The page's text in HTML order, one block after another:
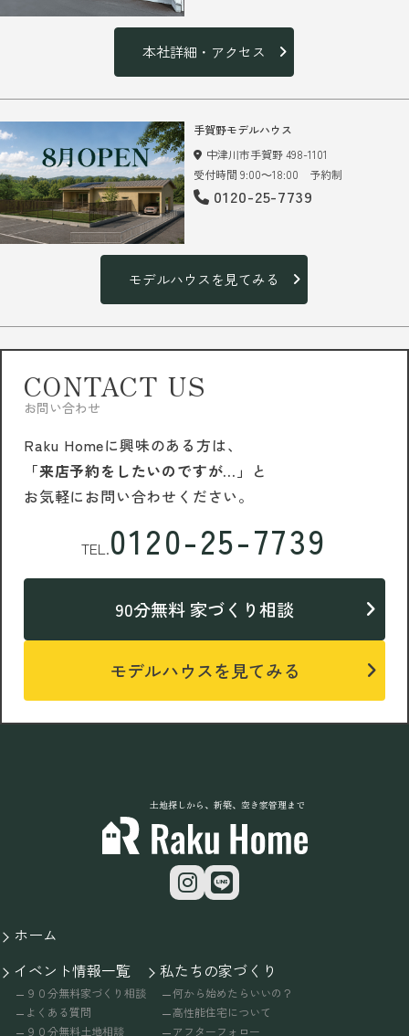
本社詳細・アクセス
手賀野モデルハウス
中津川市手賀野 498-1101
受付時間 9:00～18:00 予約制
0120-25-7739
モデルハウスを見てみる
CONTACT US
お問い合わせ
Raku Homeに興味のある方は、
「来店予約をしたいのですが…」 と
お気軽にお問い合わせください。
TEL.0120-25-7739
90分無料 家づくり相談
モデルハウスを見てみる
土地探しから、新築、空き家管理まで
ホーム
イベント情報一覧
９０分無料家づくり相談
よくある質問
９０分無料土地相談
私たちの家づくり
何から始めたらいいの？
高性能住宅について
アフターフォロー